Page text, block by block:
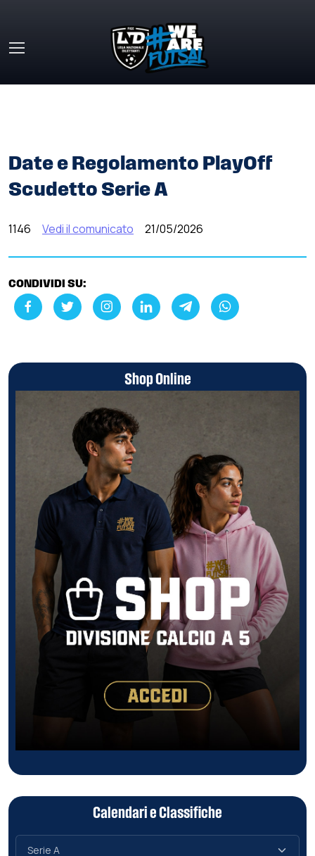
Date e Regolamento PlayOff
Scudetto Serie A
1146 Vedi il comunicato 21/05/2026
CONDIVIDI SU:
Shop Online
Calendari e Classifiche